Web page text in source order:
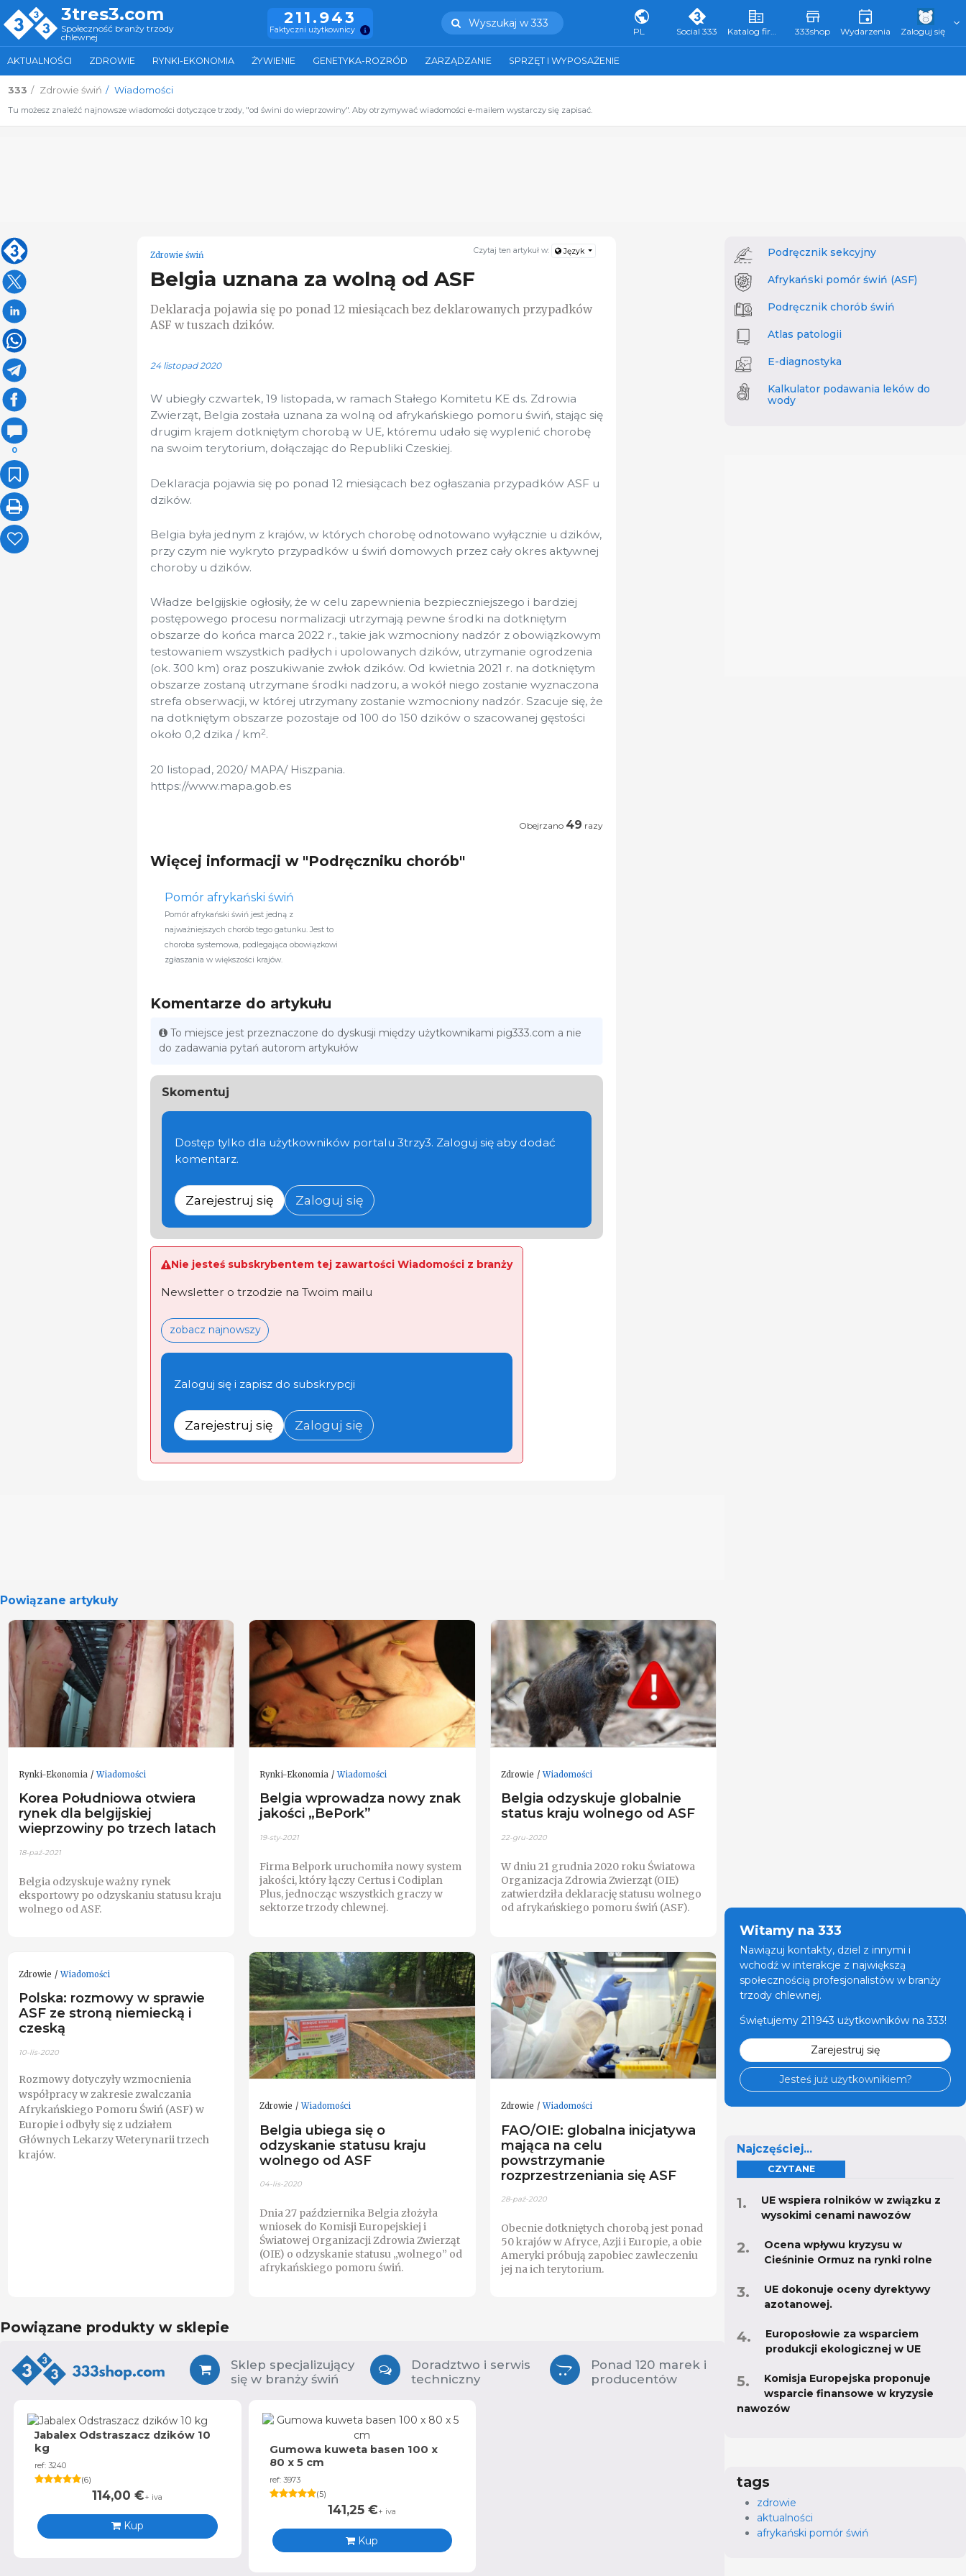
3tres3.com
Społeczność branży trzody
chlewnej
211.943
Faktyczni użytkownicy
Wyszukaj w 333
PL Social 333 Katalog firm 333 333shop Wydarzenia Zaloguj się
AKTUALNOŚCI ZDROWIE RYNKI-EKONOMIA ŻYWIENIE GENETYKA-ROZRÓD ZARZĄDZANIE SPRZĘT I WYPOSAŻENIE
333 Zdrowie świń Wiadomości
Tu możesz znaleźć najnowsze wiadomości dotyczące trzody, "od świni do wieprzowiny". Aby otrzymywać wiadomości e-mailem wystarczy się zapisać.
0
Czytaj ten artykuł w: Język
Zdrowie świń
Belgia uznana za wolną od ASF
Deklaracja pojawia się po ponad 12 miesiącach bez deklarowanych przypadków
ASF w tuszach dzików.
24 listopad 2020
W ubiegły czwartek, 19 listopada, w ramach Stałego Komitetu KE ds. Zdrowia
Zwierząt, Belgia została uznana za wolną od afrykańskiego pomoru świń, stając się
drugim krajem dotkniętym chorobą w UE, któremu udało się wyplenić chorobę
na swoim terytorium, dołączając do Republiki Czeskiej.
Deklaracja pojawia się po ponad 12 miesiącach bez ogłaszania przypadków ASF u
dzików.
Belgia była jednym z krajów, w których chorobę odnotowano wyłącznie u dzików,
przy czym nie wykryto przypadków u świń domowych przez cały okres aktywnej
choroby u dzików.
Władze belgijskie ogłosiły, że w celu zapewnienia bezpieczniejszego i bardziej
postępowego procesu normalizacji utrzymają pewne środki na dotkniętym
obszarze do końca marca 2022 r., takie jak wzmocniony nadzór z obowiązkowym
testowaniem wszystkich padłych i upolowanych dzików, utrzymanie ogrodzenia
(ok. 300 km) oraz poszukiwanie zwłok dzików. Od kwietnia 2021 r. na dotkniętym
obszarze zostaną utrzymane środki nadzoru, a wokół niego zostanie wyznaczona
strefa obserwacji, w której utrzymany zostanie wzmocniony nadzór. Szacuje się, że
na dotkniętym obszarze pozostaje od 100 do 150 dzików o szacowanej gęstości
około 0,2 dzika / km2.
20 listopad, 2020/ MAPA/ Hiszpania.
https://www.mapa.gob.es
Obejrzano 49 razy
Więcej informacji w "Podręczniku chorób"
Pomór afrykański świń
Pomór afrykański świń jest jedną z
najważniejszych chorób tego gatunku. Jest to
choroba systemowa, podlegająca obowiązkowi
zgłaszania w większości krajów.
Komentarze do artykułu
To miejsce jest przeznaczone do dyskusji między użytkownikami pig333.com a nie
do zadawania pytań autorom artykułów
Skomentuj
Dostęp tylko dla użytkowników portalu 3trzy3. Zaloguj się aby dodać
komentarz.
Zarejestruj się Zaloguj się
Nie jesteś subskrybentem tej zawartości Wiadomości z branży
Newsletter o trzodzie na Twoim mailu
zobacz najnowszy
Zaloguj się i zapisz do subskrypcji
Zarejestruj się Zaloguj się
Powiązane artykuły
Rynki-Ekonomia Wiadomości
Korea Południowa otwiera
rynek dla belgijskiej
wieprzowiny po trzech latach
18-paź-2021
Belgia odzyskuje ważny rynek
eksportowy po odzyskaniu statusu kraju
wolnego od ASF.
Rynki-Ekonomia Wiadomości
Belgia wprowadza nowy znak
jakości „BePork”
19-sty-2021
Firma Belpork uruchomiła nowy system
jakości, który łączy Certus i Codiplan
Plus, jednocząc wszystkich graczy w
sektorze trzody chlewnej.
Zdrowie Wiadomości
Belgia odzyskuje globalnie
status kraju wolnego od ASF
22-gru-2020
W dniu 21 grudnia 2020 roku Światowa
Organizacja Zdrowia Zwierząt (OIE)
zatwierdziła deklarację statusu wolnego
od afrykańskiego pomoru świń (ASF).
Zdrowie Wiadomości
Polska: rozmowy w sprawie
ASF ze stroną niemiecką i
czeską
10-lis-2020
Rozmowy dotyczyły wzmocnienia
współpracy w zakresie zwalczania
Afrykańskiego Pomoru Świń (ASF) w
Europie i odbyły się z udziałem
Głównych Lekarzy Weterynarii trzech
krajów.
Zdrowie Wiadomości
Belgia ubiega się o
odzyskanie statusu kraju
wolnego od ASF
04-lis-2020
Dnia 27 października Belgia złożyła
wniosek do Komisji Europejskiej i
Światowej Organizacji Zdrowia Zwierząt
(OIE) o odzyskanie statusu „wolnego” od
afrykańskiego pomoru świń.
Zdrowie Wiadomości
FAO/OIE: globalna inicjatywa
mająca na celu
powstrzymanie
rozprzestrzeniania się ASF
28-paź-2020
Obecnie dotkniętych chorobą jest ponad
50 krajów w Afryce, Azji i Europie, a obie
Ameryki próbują zapobiec zawleczeniu
jej na ich terytorium.
Powiązane produkty w sklepie
Sklep specjalizujący
się w branży świń
Doradztwo i serwis
techniczny
Ponad 120 marek i
producentów
Jabalex Odstraszacz dzików 10
kg
ref: 3240
(6)
114,00 €+ iva
Kup
Gumowa kuweta basen 100 x
80 x 5 cm
ref: 3973
(5)
141,25 €+ iva
Kup
Podręcznik sekcyjny
Afrykański pomór świń (ASF)
Podręcznik chorób świń
Atlas patologii
E-diagnostyka
Kalkulator podawania leków do
wody
Witamy na 333
Nawiązuj kontakty, dziel z innymi i
wchodź w interakcje z największą
społecznością profesjonalistów w branży
trzody chlewnej.
Świętujemy 211943 użytkowników na 333!
Zarejestruj się
Jesteś już użytkownikiem?
Najczęściej...
CZYTANE
UE wspiera rolników w związku z
wysokimi cenami nawozów
Ocena wpływu kryzysu w
Cieśninie Ormuz na rynki rolne
UE dokonuje oceny dyrektywy
azotanowej.
Europosłowie za wsparciem
produkcji ekologicznej w UE
Komisja Europejska proponuje
wsparcie finansowe w kryzysie
nawozów
tags
zdrowie
aktualności
afrykański pomór świń